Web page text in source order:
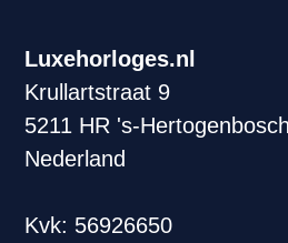
Luxehorloges.nl
Krullartstraat 9
5211 HR 's-Hertogenbosch
Nederland
Kvk: 56926650